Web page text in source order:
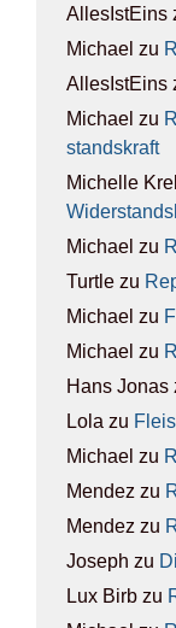
AllesIstEins
Michael zu
AllesIstEins
Michael zu
stands­kraft
Michelle
Michael zu
Turtle zu
Michael zu
Michael zu
Hans Jonas
Lola zu
Michael zu
Mendez zu
Mendez zu
Joseph zu
Lux Birb zu